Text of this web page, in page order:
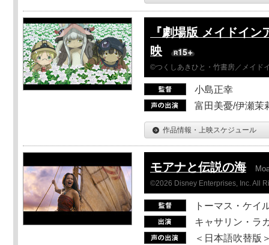
『劇場版 メイドイ
映
©つくしあきひと・竹書房／メイド
小島正幸
富田美憂/伊瀬茉
作品情報・上映スケジュール
モアナと伝説の海
©2026 Disney Enterprises, Inc. All
トーマス・ケイ
キャサリン・ラ
＜日本語吹替版